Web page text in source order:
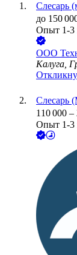
Слесарь
до 150
Опыт 1-3
ООО
Калуга,
Слесарь
110 000 –
Опыт 1-3